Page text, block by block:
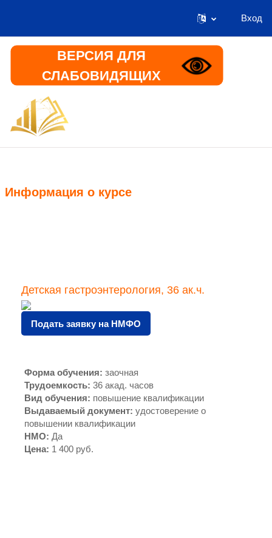
ВЕРСИЯ ДЛЯ
СЛАБОВИДЯЩИХ
Вход
Информация о курсе
Детская гастроэнтерология, 36 ак.ч.
Подать заявку на НМФО
Форма обучения: заочная
Трудоемкость: 36 акад. часов
Вид обучения: повышение квалификации
Выдаваемый документ: удостоверение о
повышении квалификации
НМО: Да
Цена: 1 400 руб.